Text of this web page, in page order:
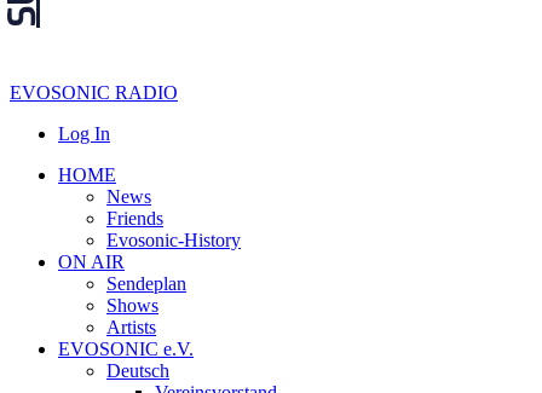
EVOSONIC RADIO
Log In
HOME
News
Friends
Evosonic-History
ON AIR
Sendeplan
Shows
Artists
EVOSONIC e.V.
Deutsch